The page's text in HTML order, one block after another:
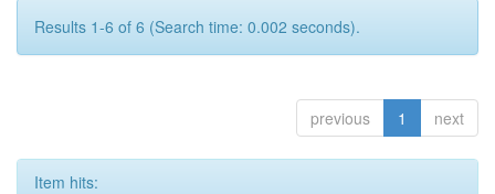
Results 1-6 of 6 (Search time: 0.002 seconds).
previous 1 next
Item hits: